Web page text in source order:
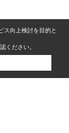
ス向上検討を目的と
ください。